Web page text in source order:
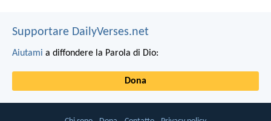
Supportare DailyVerses.net
Aiutami a diffondere la Parola di Dio:
Dona